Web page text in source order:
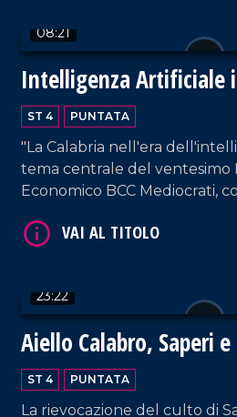
08:21
Intelligenza Artificiale
ST 4 PUNTATA
"La Calabria nell'era
tema centrale del ventesimo
Economico BCC Mediocrati,
svantaggi delle nuove
23:22
Aiello Calabro, Saperi e
d'Autunno 2024: un
tradizioni e fede
ST 4 PUNTATA
La rievocazione del culto di
VAI AL TITOLO
VAI AL TITOLO